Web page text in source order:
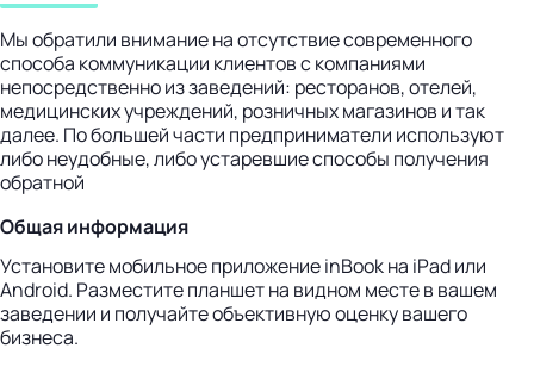
Мы обратили внимание на отсутствие современного
способа коммуникации клиентов с компаниями
непосредственно из заведений: ресторанов, отелей,
медицинских учреждений, розничных магазинов и так
далее. По большей части предприниматели используют
либо неудобные, либо устаревшие способы получения
обратной
Общая информация
Установите мобильное приложение inBook на iPad или
Android. Разместите планшет на видном месте в вашем
заведении и получайте объективную оценку вашего
бизнеса.